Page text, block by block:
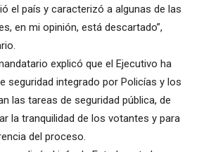
el país y caracterizó a algunas de las
en mi opinión, está descartado”,
explicó que el Ejecutivo ha
seguridad integrado por Policías y los
las tareas de seguridad pública, de
la tranquilidad de los votantes y para
del proceso.